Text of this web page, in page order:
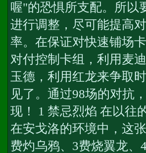
喔"的恐惧所支配。所以
进行调整，尽可能提高
率。在保证对快速铺场
对付控制卡组，利用麦
玉德，利用红龙来争取
见了。通过98场的对抗
现！ 1 禁忌烈焰 在以往
在安戈洛的环境中，这
费灼乌鸦、3费烧翼龙、